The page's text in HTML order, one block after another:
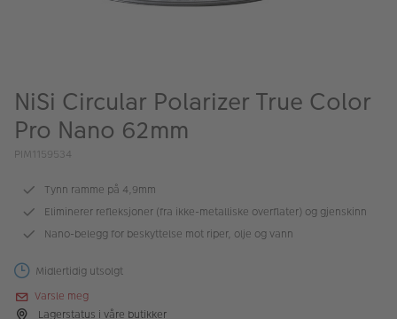
ALBUM
Kampanjer
Lagersalg
Fotokurs
NiSi Circular Polarizer True Color
Pro Nano 62mm
PIM1159534
Tynn ramme på 4,9mm
Eliminerer refleksjoner (fra ikke-metalliske overflater) og gjenskinn
Nano-belegg for beskyttelse mot riper, olje og vann
Midlertidig utsolgt
Varsle meg
Lagerstatus i våre butikker